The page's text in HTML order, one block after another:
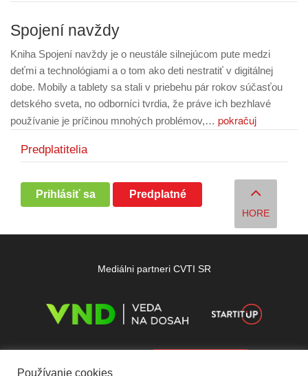
Spojení navždy
Kniha Spojení navždy je o neustále silnejúcom pute medzi
deťmi a technológiami a o tom ako deti nestratiť v digitálnej
dobe. Mobily a tablety sa stali v priebehu pár rokov súčasťou
detského sveta, no odborníci tvrdia, že práve ich bezhlavé
používanie je príčinou mnohých problémov,… pokračuj
Predplatitelia
Prihlásiť sa Predplatné
HORE
Mediálni partneri CVTI SR
Používanie cookies